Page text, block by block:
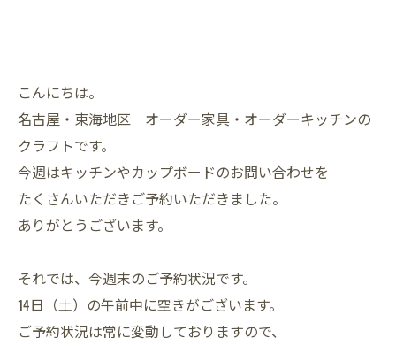
こんにちは。
名古屋・東海地区 オーダー家具・オーダーキッチンの
クラフトです。
今週はキッチンやカップボードのお問い合わせを
たくさんいただきご予約いただきました。
ありがとうございます。
それでは、今週末のご予約状況です。
14日（土）の午前中に空きがございます。
ご予約状況は常に変動しておりますので、